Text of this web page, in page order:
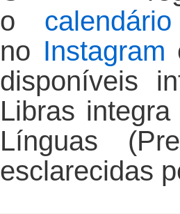
o calendário
no Instagram
disponíveis
Libras
Línguas
esclarecidas